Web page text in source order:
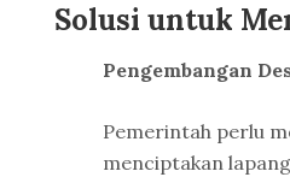
Solusi untuk
Pengembangan
Pemerintah perlu
menciptakan